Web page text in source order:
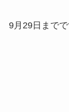
9月29日まで